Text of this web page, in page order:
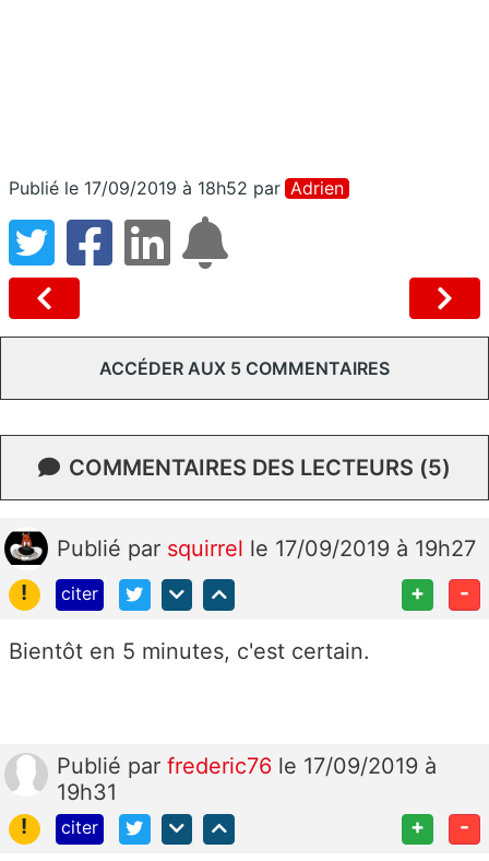
Publié le 17/09/2019 à 18h52 par Adrien
ACCÉDER AUX 5 COMMENTAIRES
COMMENTAIRES DES LECTEURS (5)
Publié par squirrel le 17/09/2019 à 19h27
!
citer + -
Bientôt en 5 minutes, c'est certain.
Publié par frederic76 le 17/09/2019 à
19h31
!
citer + -